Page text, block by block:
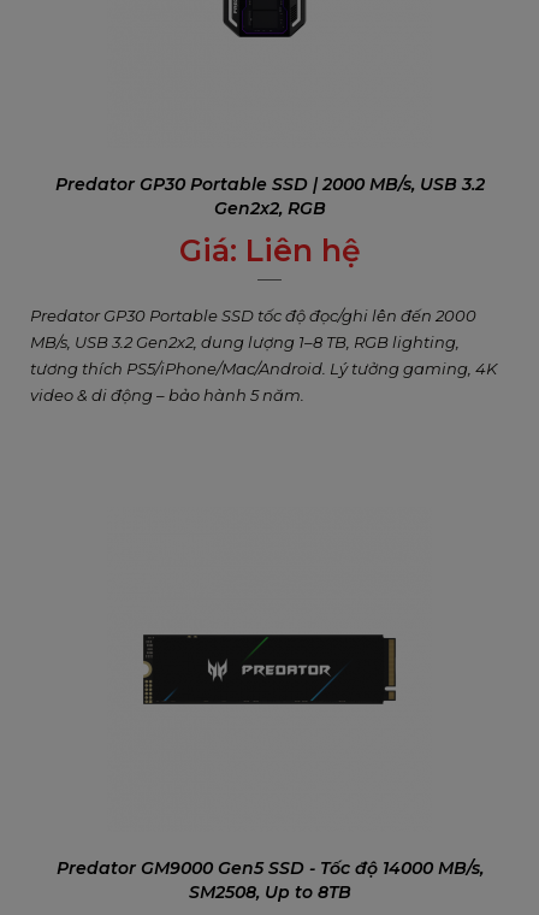
Predator GP30 Portable SSD | 2000 MB/s, USB 3.2
Gen2x2, RGB
Giá: Liên hệ
0₫
Predator GP30 Portable SSD tốc độ đọc/ghi lên đến 2000
MB/s, USB 3.2 Gen2x2, dung lượng 1–8 TB, RGB lighting,
tương thích PS5/iPhone/Mac/Android. Lý tưởng gaming, 4K
video & di động – bảo hành 5 năm.
Predator GM9000 Gen5 SSD - Tốc độ 14000 MB/s,
SM2508, Up to 8TB